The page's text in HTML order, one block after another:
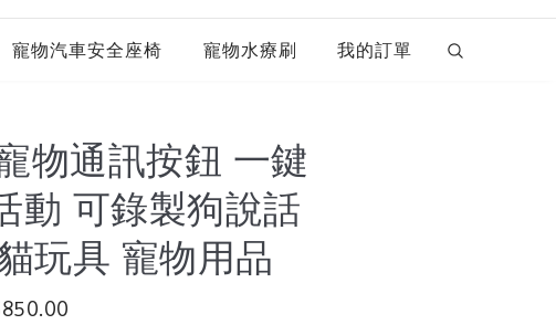
寵物汽車安全座椅 寵物水療刷 我的訂單
物通訊按鈕 一鍵
動 可錄製狗說話
玩具 寵物用品
850.00